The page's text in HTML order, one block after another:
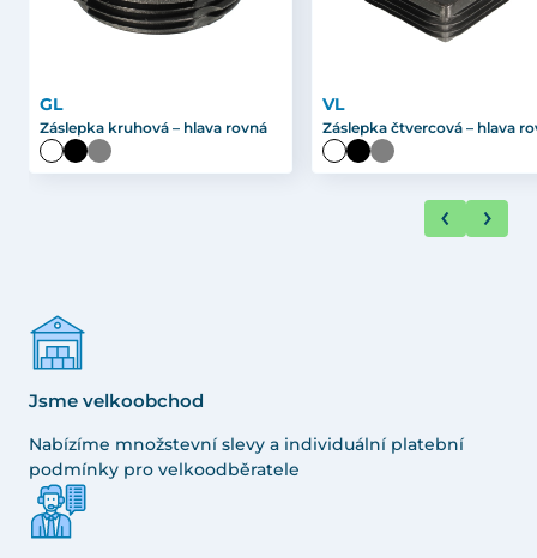
GL
Záslepka kruhová – hlava rovná
VL
Záslepka čtvercová – hlava
Jsme velkoobchod
Nabízíme množstevní slevy a individuální platební
podmínky pro velkoodběratele